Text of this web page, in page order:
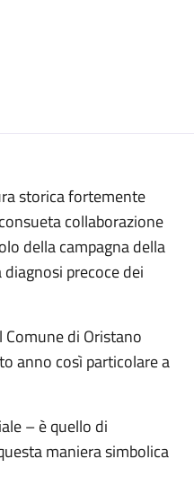
storica fortemente
collaborazione
della campagna della
precoce dei
Comune di Oristano
anno così particolare a
– è quello di
maniera simbolica